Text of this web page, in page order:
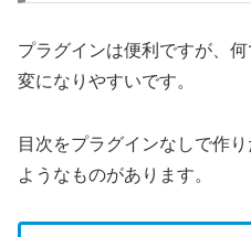
プラグインは便利ですが、
変になりやすいです。
目次をプラグインなしで作
ようなものがあります。